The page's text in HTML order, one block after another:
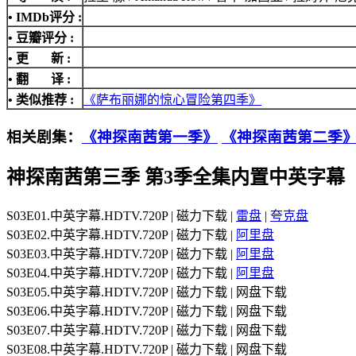
• IMDb评分 :
• 豆瓣评分 :
• 更 新 :
• 翻 译 :
• 类似推荐 :
《萨布丽娜的惊心冒险第四季》
相关剧集： 《神探南茜第一季》 《神探南茜第二季
神探南茜第三季 第3季全集内置中英字幕
S03E01.中英字幕.HDTV.720P | 磁力下载 | 雷盘 | 夸克盘
S03E02.中英字幕.HDTV.720P | 磁力下载 | 阿里盘
S03E03.中英字幕.HDTV.720P | 磁力下载 | 阿里盘
S03E04.中英字幕.HDTV.720P | 磁力下载 | 阿里盘
S03E05.中英字幕.HDTV.720P | 磁力下载 | 网盘下载
S03E06.中英字幕.HDTV.720P | 磁力下载 | 网盘下载
S03E07.中英字幕.HDTV.720P | 磁力下载 | 网盘下载
S03E08.中英字幕.HDTV.720P | 磁力下载 | 网盘下载